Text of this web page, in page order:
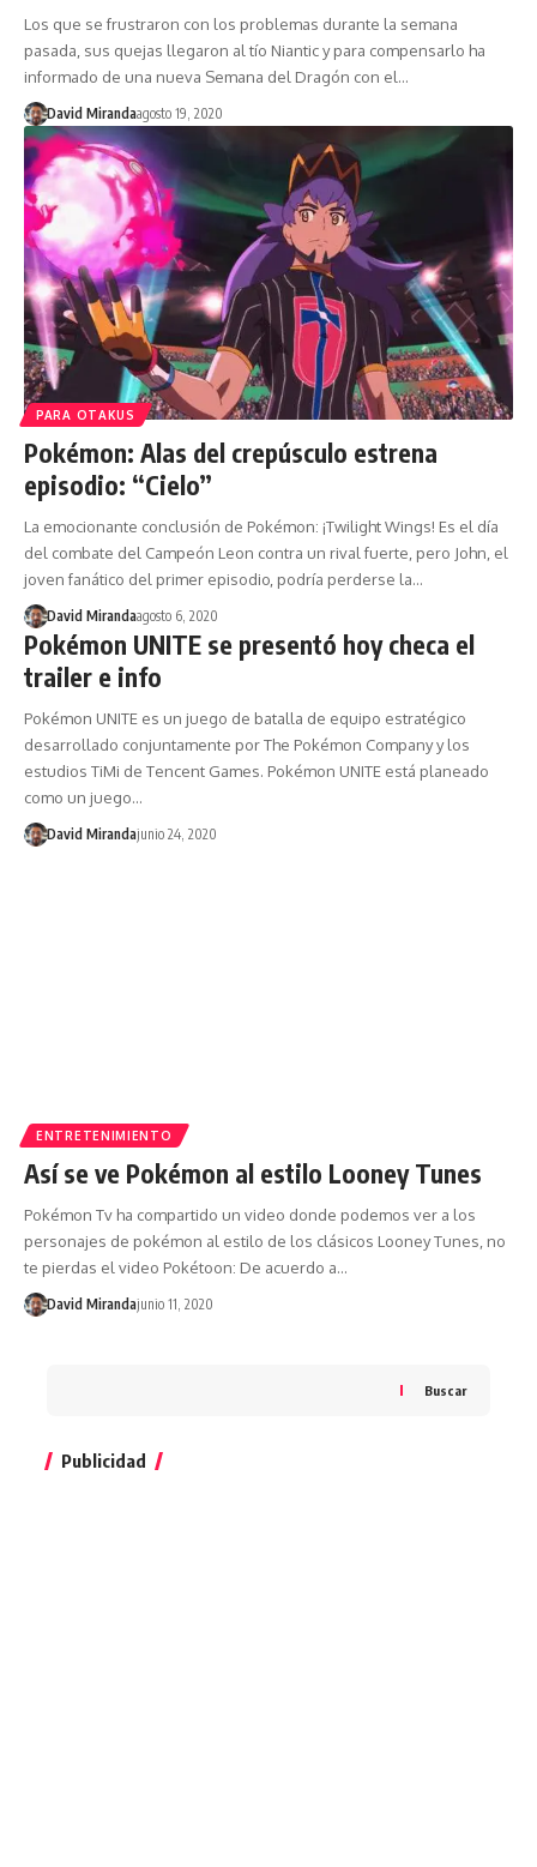
Los que se frustraron con los problemas durante la semana
pasada, sus quejas llegaron al tío Niantic y para compensarlo ha
informado de una nueva Semana del Dragón con el…
David Mirandaagosto 19, 2020
PARA OTAKUS
Pokémon: Alas del crepúsculo estrena
episodio: “Cielo”
La emocionante conclusión de Pokémon: ¡Twilight Wings! Es el día
del combate del Campeón Leon contra un rival fuerte, pero John, el
joven fanático del primer episodio, podría perderse la…
David Mirandaagosto 6, 2020
Pokémon UNITE se presentó hoy checa el
trailer e info
Pokémon UNITE es un juego de batalla de equipo estratégico
desarrollado conjuntamente por The Pokémon Company y los
estudios TiMi de Tencent Games. Pokémon UNITE está planeado
como un juego…
David Mirandajunio 24, 2020
ENTRETENIMIENTO
Así se ve Pokémon al estilo Looney Tunes
Pokémon Tv ha compartido un video donde podemos ver a los
personajes de pokémon al estilo de los clásicos Looney Tunes, no
te pierdas el video Pokétoon: De acuerdo a…
David Mirandajunio 11, 2020
Buscar
Publicidad